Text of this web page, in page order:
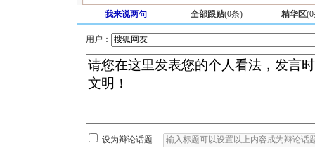
我来说两句 全部跟贴(0条) 精华区(0
用户：
设为辩论话题